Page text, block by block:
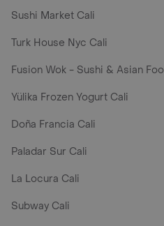
Sushi Market Cali
Turk House Nyc Cali
Fusion Wok - Sushi & Asian
Yülika Frozen Yogurt Cali
Doña Francia Cali
Paladar Sur Cali
La Locura Cali
Subway Cali